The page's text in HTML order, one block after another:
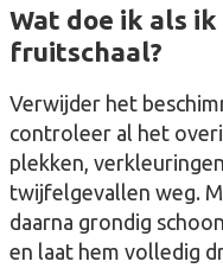
Wat doe ik als
fruitschaal?
Verwijder het
controleer al het
plekken,
twijfelgevallen weg.
daarna grondig
en laat hem volledig